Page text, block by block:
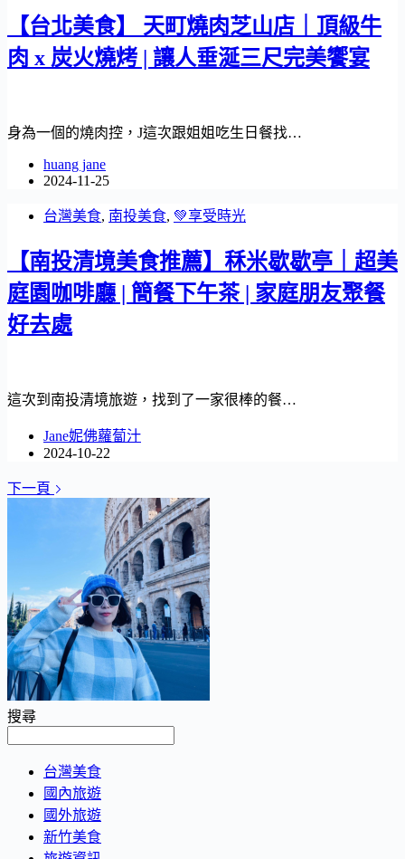
【台北美食】 天町燒肉芝山店｜頂級牛
肉 x 炭火燒烤 | 讓人垂涎三尺完美饗宴
身為一個的燒肉控，J這次跟姐姐吃生日餐找…
huang jane
2024-11-25
台灣美食, 南投美食, 💚享受時光
【南投清境美食推薦】秝米歇歇亭｜超美
庭園咖啡廳 | 簡餐下午茶 | 家庭朋友聚餐
好去處
這次到南投清境旅遊，找到了一家很棒的餐…
Jane妮佛蘿蔔汁
2024-10-22
下一頁
搜尋
台灣美食
國內旅遊
國外旅遊
新竹美食